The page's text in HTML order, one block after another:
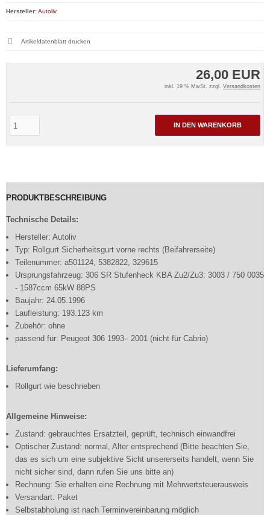
26,00 EUR
inkl. 19 % MwSt. zzgl. Versandkosten
IN DEN WARENKORB
Hersteller:Autoliv
Artikeldatenblatt drucken
PRODUKTBESCHREIBUNG
Technische Details:
Hersteller: Autoliv
Typ: Rollgurt Sicherheitsgurt vorne rechts (Beifahrerseite)
Teilenummer: a501124, 5382822, 329615
Ursprungsfahrzeug: 306 SR Stufenheck KBA Zu2/Zu3: 3003 / 750 0035
- 1587ccm 65kW 88PS
Baujahr: 24.05.1996
Laufleistung: 193.123 km
Zubehör: ohne
passend für: Peugeot 306 1993– 2001 (nicht für Cabrio)
Lieferumfang:
Rollgurt wie beschrieben
Allgemeine Hinweise:
Zustand: gebrauchtes Ersatzteil, geprüft, technisch einwandfrei
Optischer Zustand: normal, Alter entsprechend (Bitte beachten Sie,
das es sich um eine subjektive Sicht unsererseits handelt, wenn Sie
nicht sicher sind, dann rufen Sie uns bitte an)
Rechnung: Sie erhalten eine Rechnung mit Mehrwertsteuerausweis
Versandart: Paket
Selbstabholung ist nach Terminvereinbarung möglich